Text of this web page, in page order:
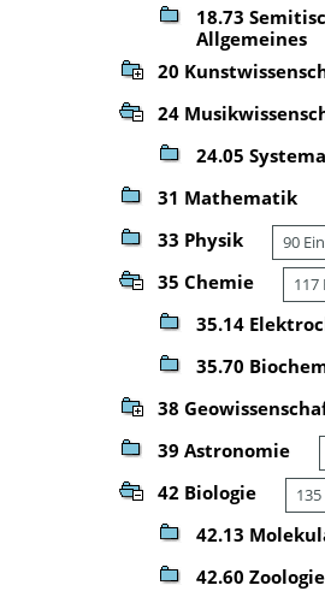
18.73
Allgemeines
20
24
24.05
31 Mathematik
33 Physik 90
35 Chemie 117
35.14
35.70
38
39 Astronomie
42 Biologie
42.13
42.60